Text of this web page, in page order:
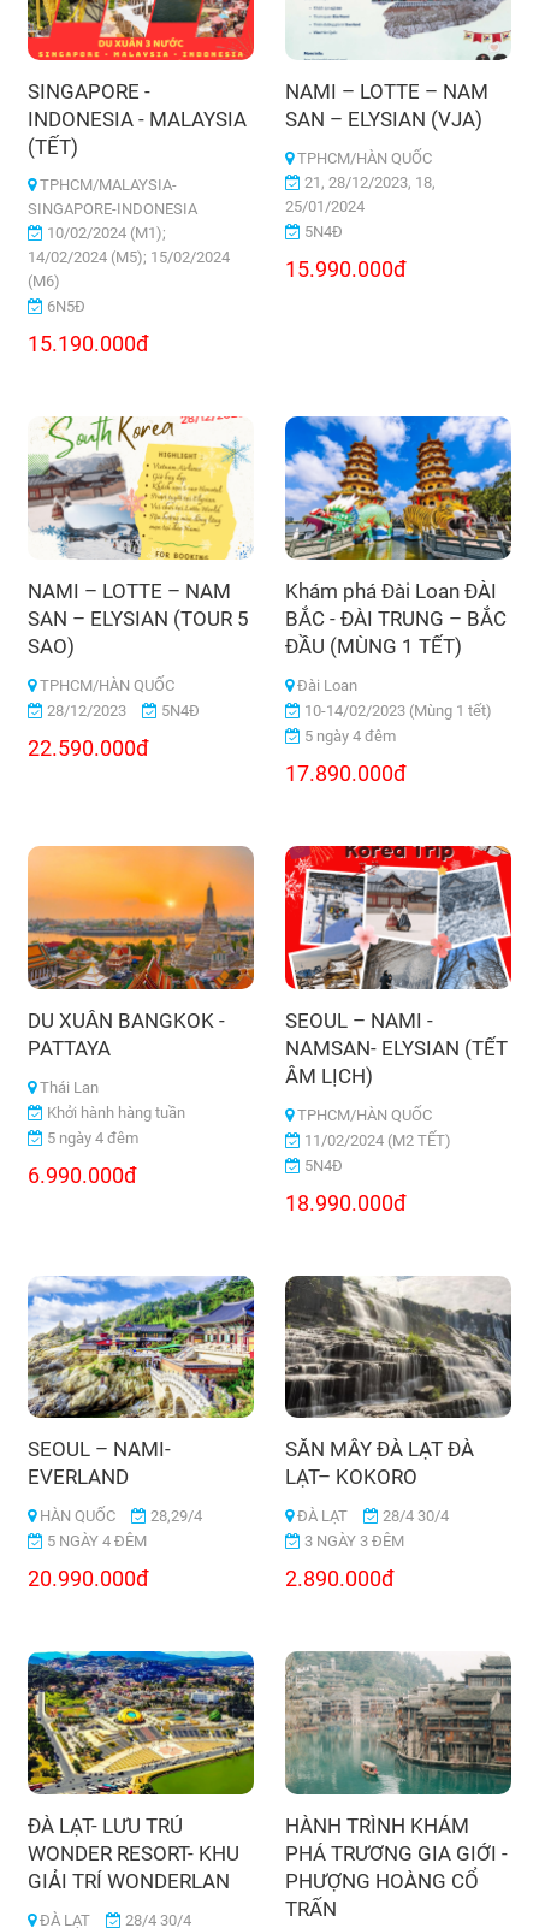
SINGAPORE -
INDONESIA - MALAYSIA
(TẾT)
TPHCM/MALAYSIA-
SINGAPORE-INDONESIA
10/02/2024 (M1);
14/02/2024 (M5); 15/02/2024
(M6)
6N5Đ
15.190.000đ
NAMI – LOTTE – NAM
SAN – ELYSIAN (VJA)
TPHCM/HÀN QUỐC
21, 28/12/2023, 18,
25/01/2024
5N4Đ
15.990.000đ
NAMI – LOTTE – NAM
SAN – ELYSIAN (TOUR 5
SAO)
TPHCM/HÀN QUỐC
28/12/2023
5N4Đ
22.590.000đ
Khám phá Đài Loan ĐÀI
BẮC - ĐÀI TRUNG – BẮC
ĐẦU (MÙNG 1 TẾT)
Đài Loan
10-14/02/2023 (Mùng 1 tết)
5 ngày 4 đêm
17.890.000đ
DU XUÂN BANGKOK -
PATTAYA
Thái Lan
Khởi hành hàng tuần
5 ngày 4 đêm
6.990.000đ
SEOUL – NAMI -
NAMSAN- ELYSIAN (TẾT
ÂM LỊCH)
TPHCM/HÀN QUỐC
11/02/2024 (M2 TẾT)
5N4Đ
18.990.000đ
SEOUL – NAMI-
EVERLAND
HÀN QUỐC
28,29/4
5 NGÀY 4 ĐÊM
20.990.000đ
SĂN MÂY ĐÀ LẠT ĐÀ
LẠT– KOKORO
ĐÀ LẠT
28/4 30/4
3 NGÀY 3 ĐÊM
2.890.000đ
ĐÀ LẠT- LƯU TRÚ
WONDER RESORT- KHU
GIẢI TRÍ WONDERLAN
ĐÀ LẠT 28/4 30/4
HÀNH TRÌNH KHÁM
PHÁ TRƯƠNG GIA GIỚI -
PHƯỢNG HOÀNG CỔ
TRẤN